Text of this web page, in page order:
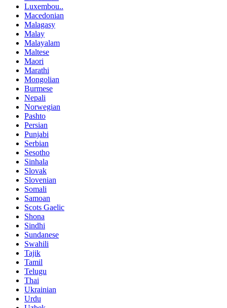
Luxembou..
Macedonian
Malagasy
Malay
Malayalam
Maltese
Maori
Marathi
Mongolian
Burmese
Nepali
Norwegian
Pashto
Persian
Punjabi
Serbian
Sesotho
Sinhala
Slovak
Slovenian
Somali
Samoan
Scots Gaelic
Shona
Sindhi
Sundanese
Swahili
Tajik
Tamil
Telugu
Thai
Ukrainian
Urdu